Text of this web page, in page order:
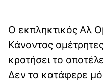
Ο εκπληκτικός Αλ
Κάνοντας
κρατήσει το
Δεν τα κατάφερε